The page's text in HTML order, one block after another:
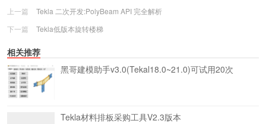
上一篇
Tekla 二次开发:PolyBeam API 完全解析
下一篇
Tekla低版本旋转楼梯
相关推荐
黑哥建模助手v3.0(Tekal18.0~21.0)可试用20次
Tekla材料排板采购工具V2.3版本